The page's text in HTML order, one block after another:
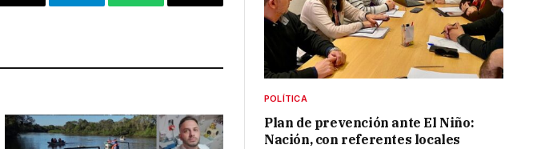
Email Telegram WhatsAppCopy
POLÍTICA
Plan de prevención ante El Niño:
Nación, con referentes locales